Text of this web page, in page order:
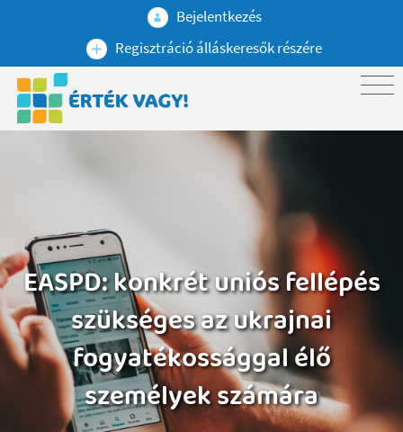
Bejelentkezés
Regisztráció álláskeresők részére
EASPD: konkrét uniós fellépés
szükséges az ukrajnai
fogyatékossággal élő
személyek számára